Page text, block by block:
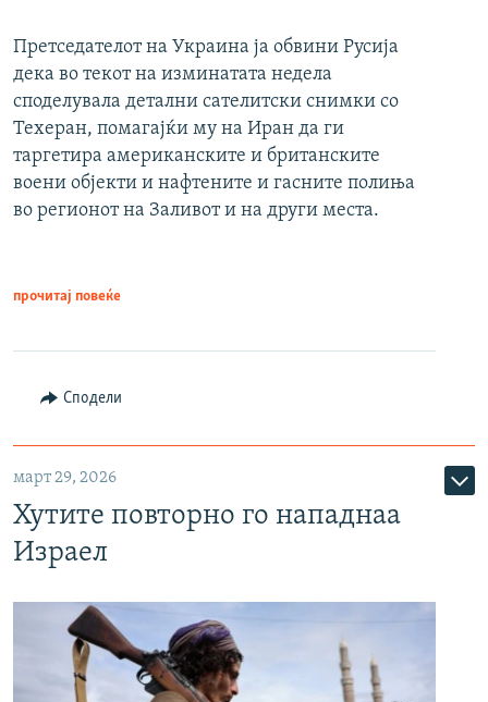
Претседателот на Украина ја обвини Русија
дека во текот на изминатата недела
споделувала детални сателитски снимки со
Техеран, помагајќи му на Иран да ги
таргетира американските и британските
воени објекти и нафтените и гасните полиња
во регионот на Заливот и на други места.
прочитај повеќе
Сподели
март 29, 2026
Хутите повторно го нападнаа
Израел